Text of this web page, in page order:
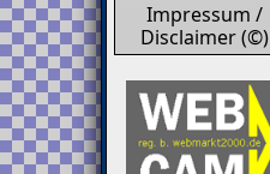
Impressum /
Disclaimer (©)